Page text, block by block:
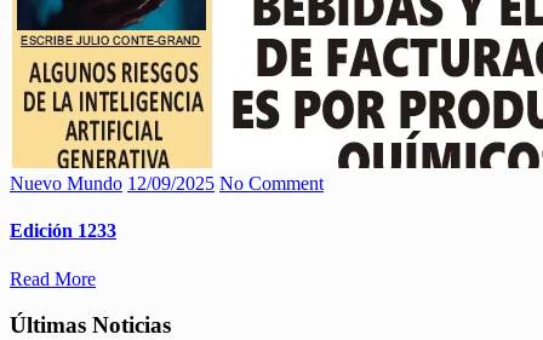
Nuevo Mundo 12/09/2025 No Comment
Edición 1233
Read More
Últimas Noticias